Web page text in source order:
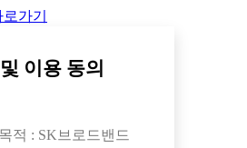
가기
이용 동의
적 : SK브로드밴드